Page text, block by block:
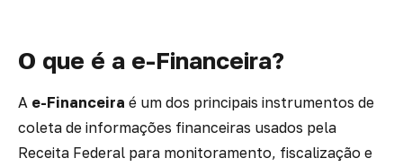
O que é a e-Financeira?
A e-Financeira é um dos principais instrumentos de
coleta de informações financeiras usados pela
Receita Federal para monitoramento, fiscalização e